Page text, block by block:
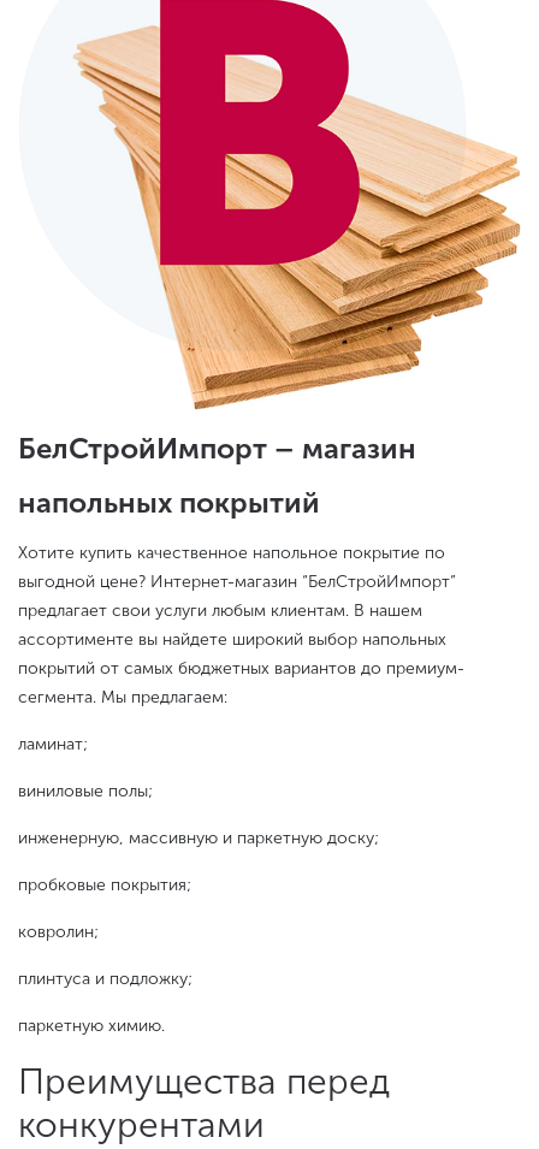
БелСтройИмпорт – магазин
напольных покрытий
Хотите купить качественное напольное покрытие по
выгодной цене? Интернет-магазин “БелСтройИмпорт”
предлагает свои услуги любым клиентам. В нашем
ассортименте вы найдете широкий выбор напольных
покрытий от самых бюджетных вариантов до премиум-
сегмента. Мы предлагаем:
ламинат;
виниловые полы;
инженерную, массивную и паркетную доску;
пробковые покрытия;
ковролин;
плинтуса и подложку;
паркетную химию.
Преимущества перед
конкурентами